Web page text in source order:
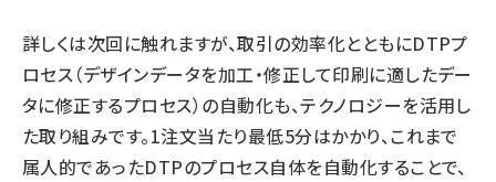
詳しくは次回に触れますが、取引の効率化とともにDTPプ
ロセス（デザインデータを加工・修正して印刷に適したデー
タに修正するプロセス）の自動化も、テクノロジーを活用し
た取り組みです。1注文当たり最低5分はかかり、これまで
属人的であったDTPのプロセス自体を自動化することで、